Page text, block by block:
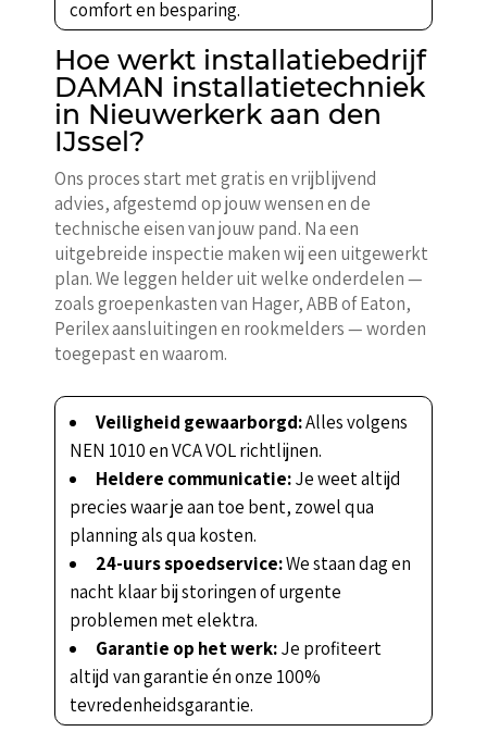
comfort en besparing.
Hoe werkt installatiebedrijf
DAMAN installatietechniek
in Nieuwerkerk aan den
IJssel?
Ons proces start met gratis en vrijblijvend
advies, afgestemd op jouw wensen en de
technische eisen van jouw pand. Na een
uitgebreide inspectie maken wij een uitgewerkt
plan. We leggen helder uit welke onderdelen —
zoals groepenkasten van Hager, ABB of Eaton,
Perilex aansluitingen en rookmelders — worden
toegepast en waarom.
Veiligheid gewaarborgd:Alles volgens
NEN 1010 en VCA VOL richtlijnen.
Heldere communicatie:Je weet altijd
precies waar je aan toe bent, zowel qua
planning als qua kosten.
24-uurs spoedservice:We staan dag en
nacht klaar bij storingen of urgente
problemen met elektra.
Garantie op het werk:Je profiteert
altijd van garantie én onze 100%
tevredenheidsgarantie.